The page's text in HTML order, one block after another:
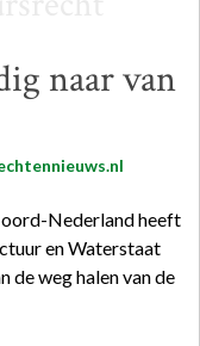
naar van
Nederland heeft
en Waterstaat
de weg halen van de